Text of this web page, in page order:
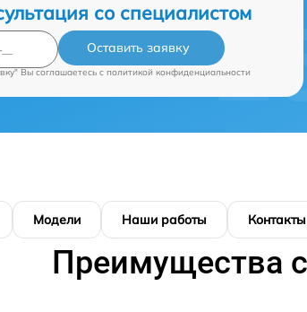
со специалистом
Оставить заявку
Вы соглашаетесь c политикой конфиденциальности
Модели Наши работы Контакты
Преимущества